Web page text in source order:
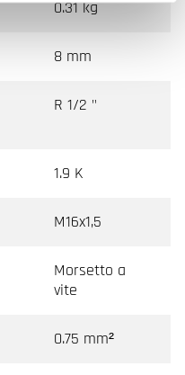
0.31 kg
8 mm
R 1/2 "
1.9 K
M16x1,5
Morsetto a
vite
0.75 mm²